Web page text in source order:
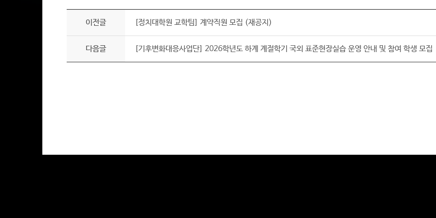
이전글 [정치대학원 교학팀] 계약직원 모집 (재공지)
다음글 [기후변화대응사업단] 2026학년도 하계 계절학기 국외 표준현장실습 운영 안내 및 참여 학생 모집